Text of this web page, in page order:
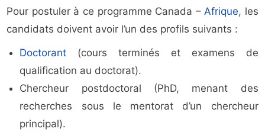
Pour postuler à ce programme Canada –Afrique, les
candidats doivent avoir l’un des profils suivants :
Doctorant (cours terminés et examens de
qualification au doctorat).
Chercheur postdoctoral (PhD, menant des
recherches sous le mentorat d’un chercheur
principal).